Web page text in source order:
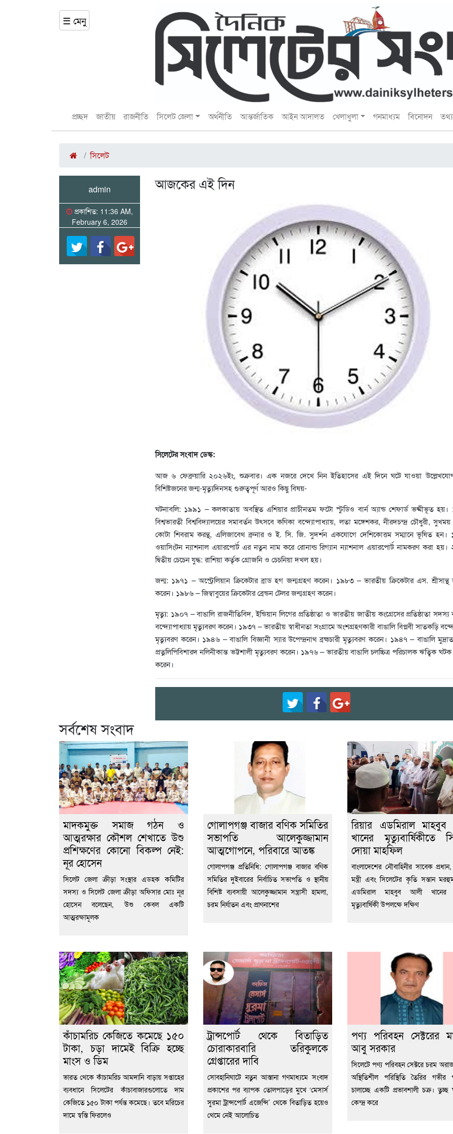
☰ মেনু
প্রচ্ছদ জাতীয় রাজনীতি সিলেট জেলা অর্থনীতি আন্তর্জাতিক আইন আদালত খেলাধুলা গনমাধ্যম বিনোদন তথ্য
সিলেট
admin
প্রকাশিত: 11:36 AM,
February 6, 2026
আজকের এই দিন
সিলেটের সংবাদ ডেস্ক:
আজ ৬ ফেব্রুয়ারি ২০২৬ইং, শুক্রবার। এক নজরে দেখে নিন ইতিহাসের এই দিনে ঘটে যাওয়া
বিশিষ্টজনের জন্ম-মৃত্যুদিনসহ গুরুত্বপূর্ণ আরও কিছু বিষয়-
ঘটনাবলি: ১৯৯১ – কলকাতায় অবস্থিত এশিয়ার প্রাচীনতম ফটো স্টুডিও বার্ন অ্যান্ড শেফার্ড ভষ্মীভূত
বিশ্বভারতী বিশ্ববিদ্যালয়ের সমাবর্তন উৎসবে কণিকা বন্দ্যোপাধ্যায়, লতা মঙ্গেশকর, নীরদচন্দ্র চৌধুরী, সুখময়
কোটা শিবরাম করন্থ, এলিজাবেথ ব্রুনার ও ই. সি. জি. সুদর্শন একযোগে দেশিকোত্তম সম্মানে ভূষিত
ওয়াসিংটন ন্যাশনাল এয়ারপোর্ট এর নতুন নাম করে রোনাল্ড রিগ্যান ন্যাশনাল এয়ারপোর্ট নামকরণ করা
দ্বিতীয় চেচেন যুদ্ধ: রাশিয়া কর্তৃক গ্রোজনি ও চেচনিয়া দখল হয়।
জন্ম: ১৯৭১ – অস্ট্রেলিয়ান ক্রিকেটার ব্রাড হগ জন্মগ্রহণ করেন। ১৯৮৩ – ভারতীয় ক্রিকেটার এস. শ্রীসান্থ
করেন। ১৯৮৬ – জিম্বাবুয়ের ক্রিকেটার ব্রেন্ডন টেলর জন্মগ্রহণ করেন।
মৃত্যু: ১৯০৭ – বাঙালি রাজনীতিবিদ, ইন্ডিয়ান লিগের প্রতিষ্ঠাতা ও ভারতীয় জাতীয় কংগ্রেসের প্রতিষ্ঠাতা সদস্য
বন্দ্যোপাধ্যায় মৃত্যুবরণ করেন। ১৯৩৭ – ভারতীয় স্বাধীনতা সংগ্রামে অংশগ্রহণকারী বাঙালি বিপ্লবী সাতকড়ি
মৃত্যুবরণ করেন। ১৯৪৬ – বাঙালি বিজ্ঞানী স্যার উপেন্দ্রনাথ ব্রহ্মচারী মৃত্যুবরণ করেন। ১৯৪৭ – বাঙালি
প্রত্নলিপিবিশারদ নলিনীকান্ত ভট্টশালী মৃত্যুবরণ করেন। ১৯৭৬ – ভারতীয় বাঙালি চলচ্চিত্র পরিচালক ঋত্বিক
করেন।
সর্বশেষ সংবাদ
মাদকমুক্ত সমাজ গঠন ও
আত্মরক্ষার কৌশল শেখাতে উশু
প্রশিক্ষণের কোনো বিকল্প নেই:
নূর হোসেন
সিলেট জেলা ক্রীড়া সংস্থার এডহক কমিটির
সদস্য ও সিলেট জেলা ক্রীড়া অফিসার মোঃ নূর
হোসেন বলেছেন, উশু কেবল একটি
আত্মরক্ষামূলক
গোলাপগঞ্জ বাজার বণিক সমিতির
সভাপতি আলেকুজ্জামান
আত্মগোপনে, পরিবারে আতঙ্ক
গোলাপগঞ্জ প্রতিনিধি: গোলাপগঞ্জ বাজার বণিক
সমিতির দুইবারের নির্বাচিত সভাপতি ও স্থানীয়
বিশিষ্ট ব্যবসায়ী আলেকুজ্জামান সন্ত্রাসী হামলা,
চরম নির্যাতন এবং প্রাণনাশের
রিয়ার এডমিরাল
খানের মৃত্যুবার্ষিকীতে
দোয়া মাহফিল
বাংলাদেশের নৌবাহিনীর সাবেক
মন্ত্রী এবং সিলেটের কৃতি সন্তান
এডমিরাল মাহবুব আলী
মৃত্যুবার্ষিকী উপলক্ষে দক্ষিণ
কাঁচামরিচ কেজিতে কমেছে ১৫০
টাকা, চড়া দামেই বিক্রি হচ্ছে
মাংস ও ডিম
ভারত থেকে কাঁচামরিচ আমদানি বাড়ায় সপ্তাহের
ব্যবধানে সিলেটের কাঁচাবাজারগুলোতে দাম
কেজিতে ১৫০ টাকা পর্যন্ত কমেছে। তবে মরিচের
দামে স্বস্তি ফিরলেও
ট্রান্সপোর্ট থেকে বিতাড়িত
চোরাকারবারি তরিকুলকে
গ্রেপ্তারের দাবি
সোবহানিঘাটে নতুন আস্তানা গণমাধ্যমে সংবাদ
প্রকাশের পর ব্যাপক তোলপাড়ের মুখে ‘মেসার্স
সুরমা ট্রান্সপোর্ট এজেন্সি’ থেকে বিতাড়িত হয়েও
থেমে নেই আলোচিত
পণ্য পরিবহন সেক্টরের
আবু সরকার
সিলেটে পণ্য পরিবহন সেক্টরে চরম
অস্থিতিশীল পরিস্থিতি তৈরির গভীর
চালাচ্ছে একটি প্রভাবশালী চক্র। তুচ্ছ
কেন্দ্র করে